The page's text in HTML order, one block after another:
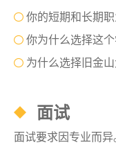
你的短期和长期
你为什么选择这
为什么选择旧金山
面试
面试要求因专业而